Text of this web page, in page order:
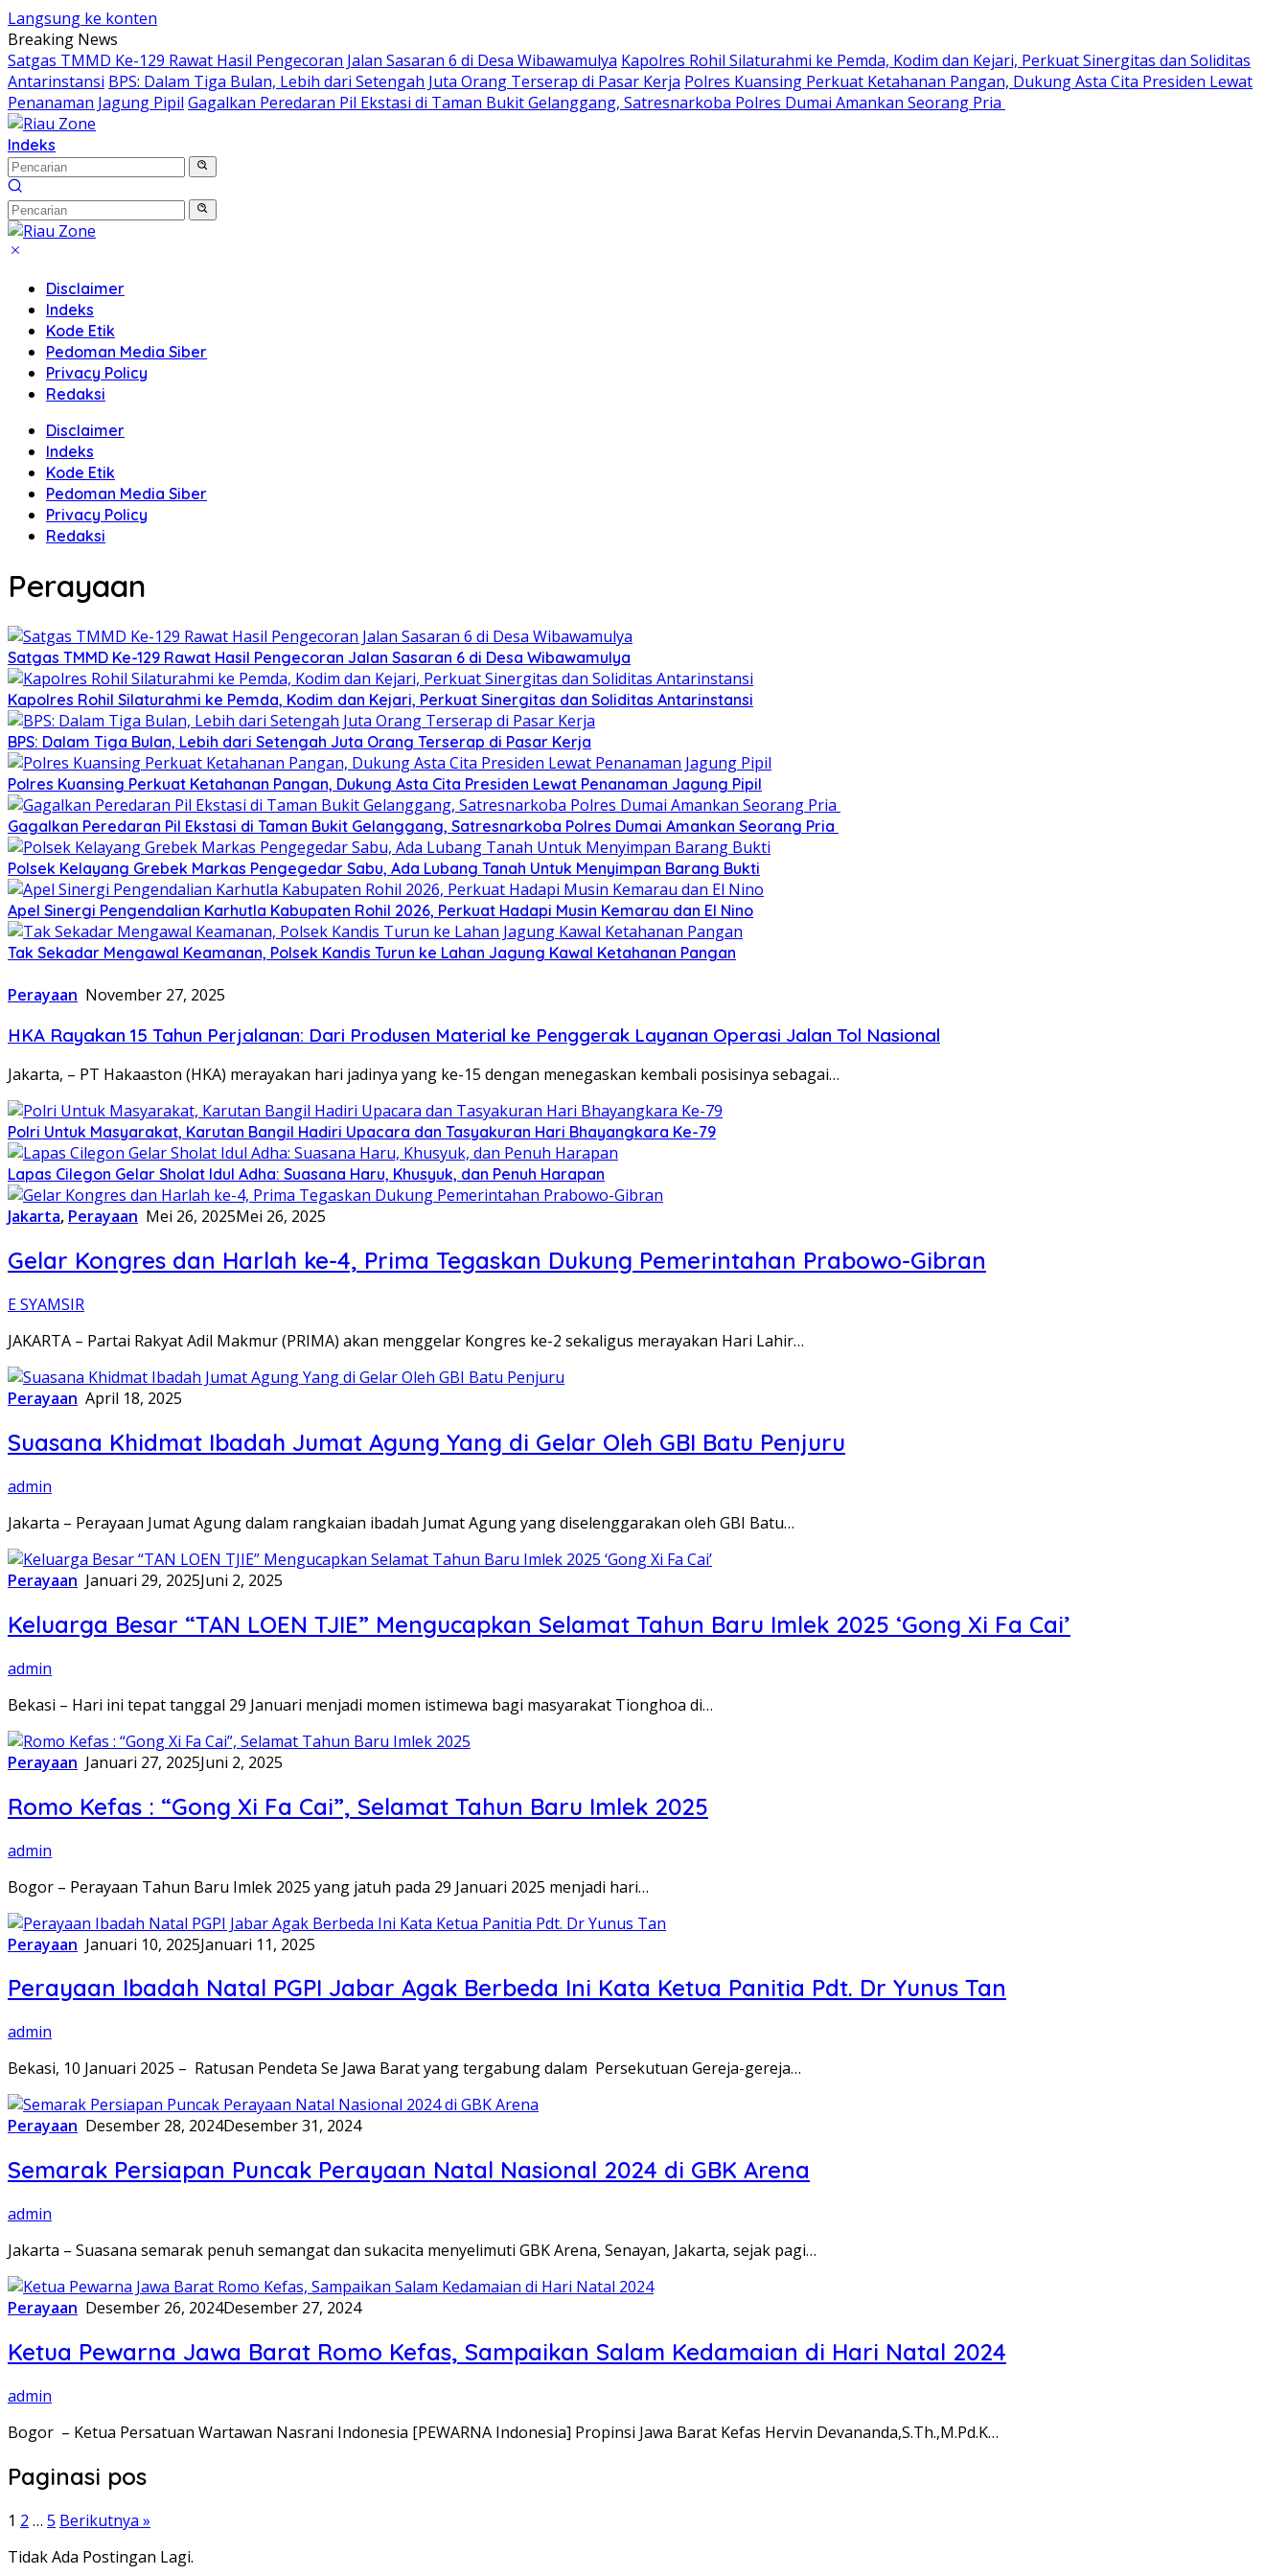
Langsung ke konten
Breaking News
Satgas TMMD Ke-129 Rawat Hasil Pengecoran Jalan Sasaran 6 di Desa Wibawamulya Kapolres Rohil Silaturahmi ke Pemda, Kodim dan Kejari, Perkuat Sinergitas dan Soliditas
Antarinstansi BPS: Dalam Tiga Bulan, Lebih dari Setengah Juta Orang Terserap di Pasar Kerja Polres Kuansing Perkuat Ketahanan Pangan, Dukung Asta Cita Presiden Lewat
Penanaman Jagung Pipil Gagalkan Peredaran Pil Ekstasi di Taman Bukit Gelanggang, Satresnarkoba Polres Dumai Amankan Seorang Pria
Indeks
Disclaimer
Indeks
Kode Etik
Pedoman Media Siber
Privacy Policy
Redaksi
Disclaimer
Indeks
Kode Etik
Pedoman Media Siber
Privacy Policy
Redaksi
Perayaan
Satgas TMMD Ke-129 Rawat Hasil Pengecoran Jalan Sasaran 6 di Desa Wibawamulya
Kapolres Rohil Silaturahmi ke Pemda, Kodim dan Kejari, Perkuat Sinergitas dan Soliditas Antarinstansi
BPS: Dalam Tiga Bulan, Lebih dari Setengah Juta Orang Terserap di Pasar Kerja
Polres Kuansing Perkuat Ketahanan Pangan, Dukung Asta Cita Presiden Lewat Penanaman Jagung Pipil
Gagalkan Peredaran Pil Ekstasi di Taman Bukit Gelanggang, Satresnarkoba Polres Dumai Amankan Seorang Pria
Polsek Kelayang Grebek Markas Pengegedar Sabu, Ada Lubang Tanah Untuk Menyimpan Barang Bukti
Apel Sinergi Pengendalian Karhutla Kabupaten Rohil 2026, Perkuat Hadapi Musin Kemarau dan El Nino
Tak Sekadar Mengawal Keamanan, Polsek Kandis Turun ke Lahan Jagung Kawal Ketahanan Pangan
Perayaan November 27, 2025
HKA Rayakan 15 Tahun Perjalanan: Dari Produsen Material ke Penggerak Layanan Operasi Jalan Tol Nasional
Jakarta, – PT Hakaaston (HKA) merayakan hari jadinya yang ke-15 dengan menegaskan kembali posisinya sebagai…
Polri Untuk Masyarakat, Karutan Bangil Hadiri Upacara dan Tasyakuran Hari Bhayangkara Ke-79
Lapas Cilegon Gelar Sholat Idul Adha: Suasana Haru, Khusyuk, dan Penuh Harapan
Jakarta, Perayaan Mei 26, 2025Mei 26, 2025
Gelar Kongres dan Harlah ke-4, Prima Tegaskan Dukung Pemerintahan Prabowo-Gibran
E SYAMSIR
JAKARTA – Partai Rakyat Adil Makmur (PRIMA) akan menggelar Kongres ke-2 sekaligus merayakan Hari Lahir…
Perayaan April 18, 2025
Suasana Khidmat Ibadah Jumat Agung Yang di Gelar Oleh GBI Batu Penjuru
admin
Jakarta – Perayaan Jumat Agung dalam rangkaian ibadah Jumat Agung yang diselenggarakan oleh GBI Batu…
Perayaan Januari 29, 2025Juni 2, 2025
Keluarga Besar “TAN LOEN TJIE” Mengucapkan Selamat Tahun Baru Imlek 2025 ‘Gong Xi Fa Cai’
admin
Bekasi – Hari ini tepat tanggal 29 Januari menjadi momen istimewa bagi masyarakat Tionghoa di…
Perayaan Januari 27, 2025Juni 2, 2025
Romo Kefas : “Gong Xi Fa Cai”, Selamat Tahun Baru Imlek 2025
admin
Bogor – Perayaan Tahun Baru Imlek 2025 yang jatuh pada 29 Januari 2025 menjadi hari…
Perayaan Januari 10, 2025Januari 11, 2025
Perayaan Ibadah Natal PGPI Jabar Agak Berbeda Ini Kata Ketua Panitia Pdt. Dr Yunus Tan
admin
Bekasi, 10 Januari 2025 – Ratusan Pendeta Se Jawa Barat yang tergabung dalam Persekutuan Gereja-gereja…
Perayaan Desember 28, 2024Desember 31, 2024
Semarak Persiapan Puncak Perayaan Natal Nasional 2024 di GBK Arena
admin
Jakarta – Suasana semarak penuh semangat dan sukacita menyelimuti GBK Arena, Senayan, Jakarta, sejak pagi…
Perayaan Desember 26, 2024Desember 27, 2024
Ketua Pewarna Jawa Barat Romo Kefas, Sampaikan Salam Kedamaian di Hari Natal 2024
admin
Bogor – Ketua Persatuan Wartawan Nasrani Indonesia [PEWARNA Indonesia] Propinsi Jawa Barat Kefas Hervin Devananda,S.Th.,M.Pd.K…
Paginasi pos
1 2 … 5 Berikutnya »
Tidak Ada Postingan Lagi.